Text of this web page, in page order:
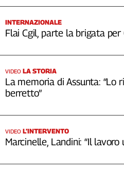
INTERNAZIONALE
Flai Cgil, parte la brigata per
VIDEO LA STORIA
La memoria di Assunta: “Lo
berretto”
VIDEO L’INTERVENTO
Marcinelle, Landini: “Il lavoro